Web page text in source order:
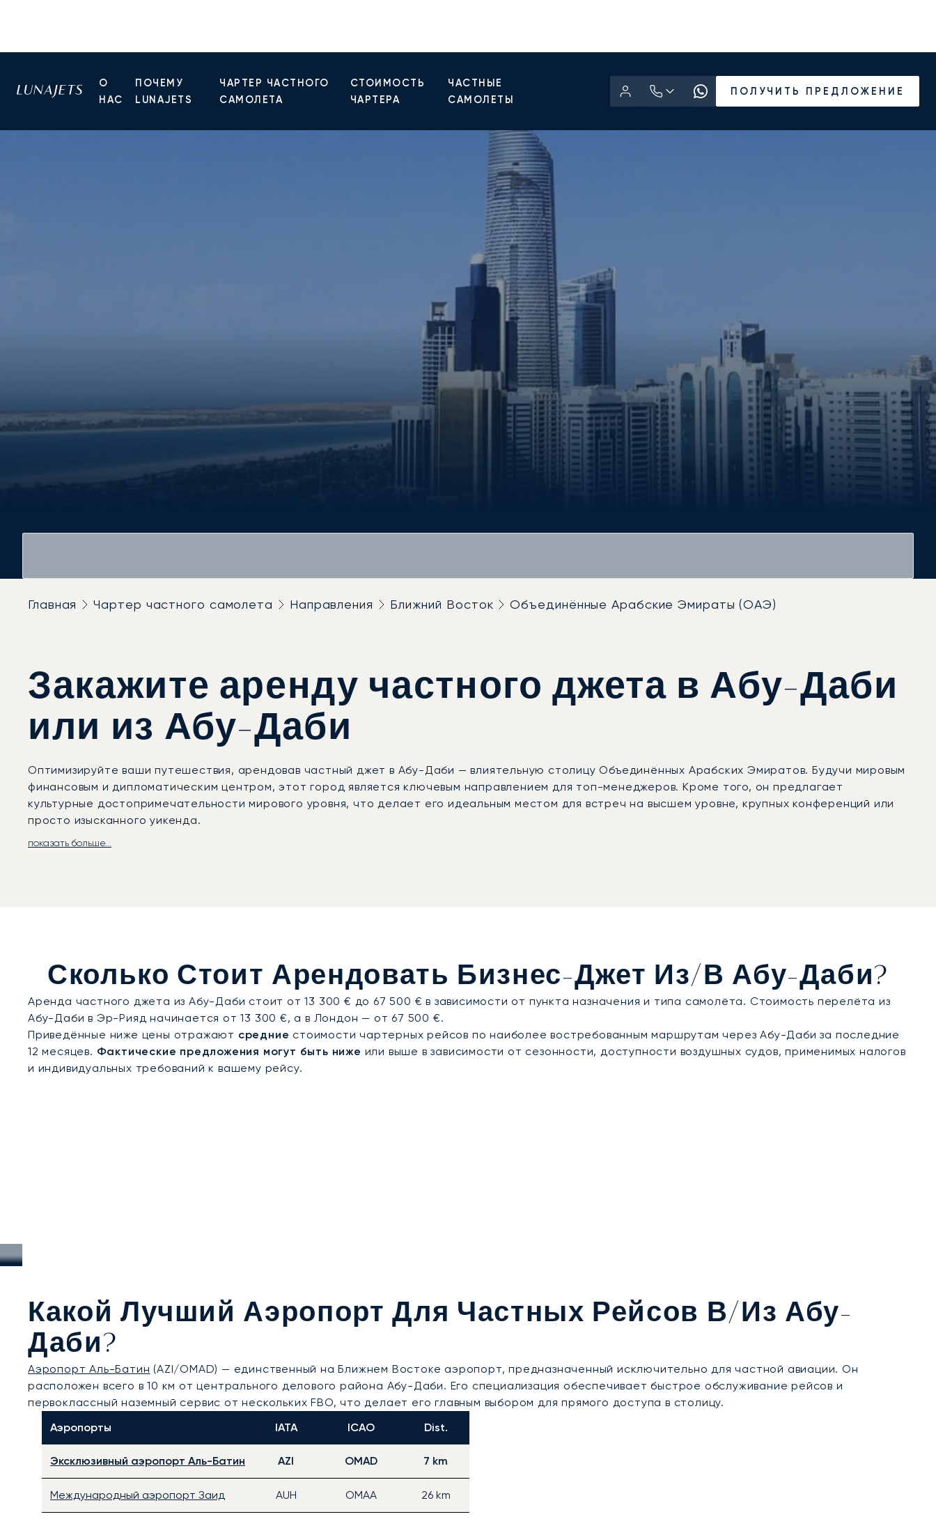
О
НАС
ПОЧЕМУ
LUNAJETS
ЧАРТЕР ЧАСТНОГО
САМОЛЕТА
СТОИМОСТЬ
ЧАРТЕРА
ЧАСТНЫЕ
САМОЛЕТЫ
ПОЛУЧИТЬ ПРЕДЛОЖЕНИЕ
Главная Чартер частного самолета Направления Ближний Восток Объединённые Арабские Эмираты (ОАЭ)
Закажите аренду частного джета в Абу-Даби
или из Абу-Даби
Оптимизируйте ваши путешествия, арендовав частный джет в Абу-Даби — влиятельную столицу Объединённых Арабских Эмиратов. Будучи мировым
финансовым и дипломатическим центром, этот город является ключевым направлением для топ-менеджеров. Кроме того, он предлагает
культурные достопримечательности мирового уровня, что делает его идеальным местом для встреч на высшем уровне, крупных конференций или
просто изысканного уикенда.
Ваш перелёт организуется в полном соответствии с вашим личным графиком — от выбора самолёта до предпочтений в бортовом питании. Салон
показать больше...
Сколько Стоит Арендовать Бизнес-Джет Из/в Абу-Даби?
Аренда частного джета из Абу-Даби стоит от 13 300 € до 67 500 € в зависимости от пункта назначения и типа самолёта. Стоимость перелёта из
Абу-Даби в Эр-Рияд начинается от 13 300 €, а в Лондон — от 67 500 €.
Приведённые ниже цены отражают средние стоимости чартерных рейсов по наиболее востребованным маршрутам через Абу-Даби за последние
12 месяцев. Фактические предложения могут быть ниже или выше в зависимости от сезонности, доступности воздушных судов, применимых налогов
и индивидуальных требований к вашему рейсу.
Какой Лучший Аэропорт Для Частных Рейсов В/из Абу-
Даби?
Аэропорт Аль-Батин (AZI/OMAD) — единственный на Ближнем Востоке аэропорт, предназначенный исключительно для частной авиации. Он
расположен всего в 10 км от центрального делового района Абу-Даби. Его специализация обеспечивает быстрое обслуживание рейсов и
первоклассный наземный сервис от нескольких FBO, что делает его главным выбором для прямого доступа в столицу.
Аэропорты
IATA ICAO Dist.
Эксклюзивный аэропорт Аль-Батин AZI OMAD 7 km
Международный аэропорт Заид AUH OMAA 26 km